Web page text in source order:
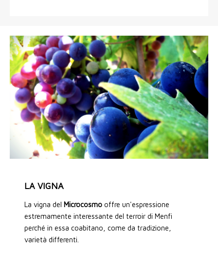
LA VIGNA
La vigna del Microcosmo offre un'espressione
estremamente interessante del terroir di Menfi
perché in essa coabitano, come da tradizione,
varietà differenti.